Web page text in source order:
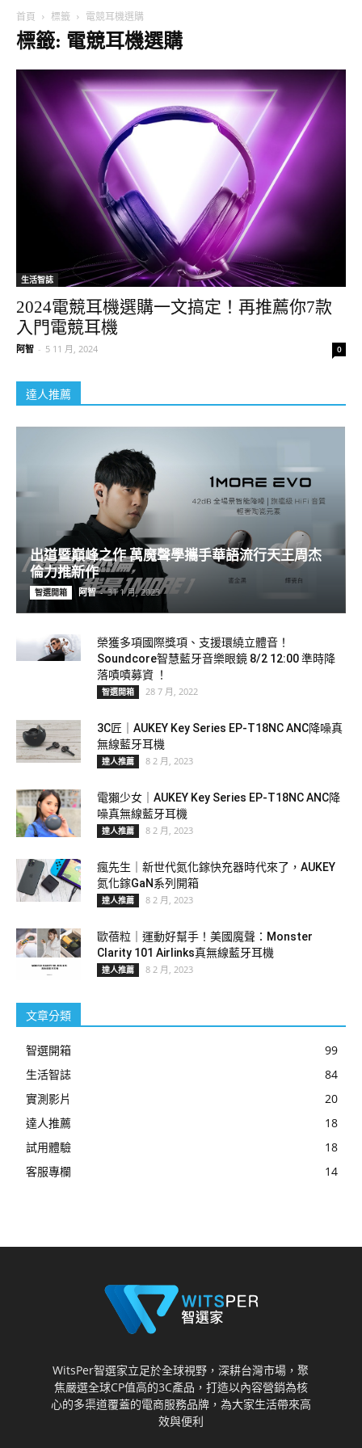
首頁 標籤 電競耳機選購
標籤: 電競耳機選購
生活智誌
2024電競耳機選購一文搞定！再推薦你7款
入門電競耳機
阿智 - 5 11 月, 2024 0
達人推薦
出道暨巔峰之作 萬魔聲學攜手華語流行天王周杰
倫力推新作
智選開箱 阿智 - 31 1 月, 2023
榮獲多項國際獎項、支援環繞立體音！
Soundcore智慧藍牙音樂眼鏡 8/2 12:00 準時降
落嘖嘖募資 ！
智選開箱 28 7 月, 2022
3C匠｜AUKEY Key Series EP-T18NC ANC降噪真
無線藍牙耳機
達人推薦 8 2 月, 2023
電獺少女｜AUKEY Key Series EP-T18NC ANC降
噪真無線藍牙耳機
達人推薦 8 2 月, 2023
瘋先生｜新世代氮化鎵快充器時代來了，AUKEY
氮化鎵GaN系列開箱
達人推薦 8 2 月, 2023
歐蓓粒｜運動好幫手！美國魔聲：Monster
Clarity 101 Airlinks真無線藍牙耳機
達人推薦 8 2 月, 2023
文章分類
智選開箱
99
生活智誌
84
實測影片
20
達人推薦
18
試用體驗
18
客服專欄
14
WitsPer智選家立足於全球視野，深耕台灣市場，聚
焦嚴選全球CP值高的3C產品，打造以內容營銷為核
心的多渠道覆蓋的電商服務品牌，為大家生活帶來高
效與便利